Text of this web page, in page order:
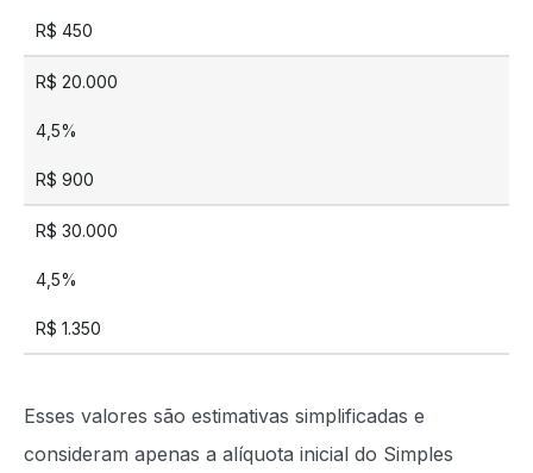
R$ 450
R$ 20.000
4,5%
R$ 900
R$ 30.000
4,5%
R$ 1.350
Esses valores são estimativas simplificadas e
consideram apenas a alíquota inicial do Simples